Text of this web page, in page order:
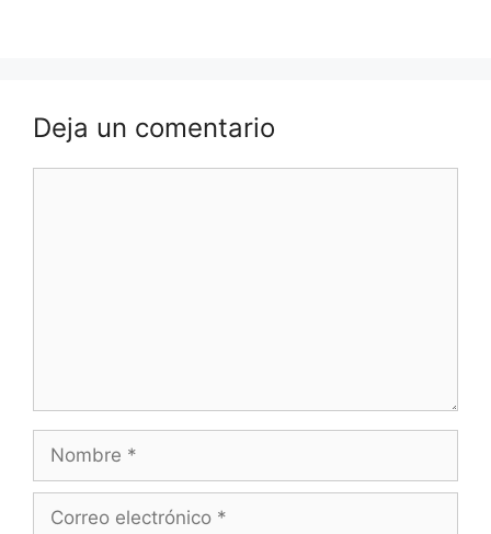
Deja un comentario